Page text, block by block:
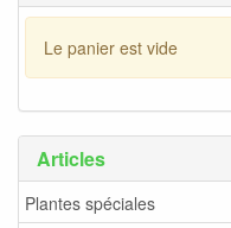
Le panier est vide
Articles
Plantes spéciales